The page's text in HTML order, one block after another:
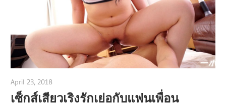
April 23, 2018
เซ็กส์เสียวเริงรักเย่อกับแฟนเพื่อน